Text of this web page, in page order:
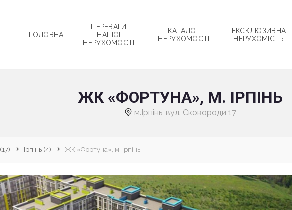
ГОЛОВНА
ПЕРЕВАГИ
НАШОЇ
НЕРУХОМОСТІ
КАТАЛОГ
НЕРУХОМОСТІ
ЕКСКЛЮЗИВНА
НЕРУХОМІСТЬ
ЖК «ФОРТУНА», М. ІРПІНЬ
м.Ірпінь, вул. Сковороди 17
(17) Ірпінь (4) ЖК «Фортуна», м. Ірпінь